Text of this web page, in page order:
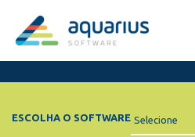
Treinamentos
ESCOLHA O SOFTWARE